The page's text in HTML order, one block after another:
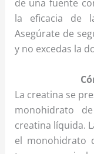
de una fuente
la eficacia de
Asegúrate de
y no excedas la
La creatina se
monohidrato
creatina líquida.
el monohidrato